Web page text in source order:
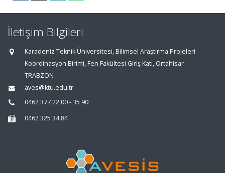
İletişim Bilgileri
Karadeniz Teknik Üniversitesi, Bilimsel Araştırma Projeleri
Koordinasyon Birimi, Fen Fakültesi Giriş Katı, Ortahisar
TRABZON
aves@ktu.edu.tr
0462 377 22 00 - 35 90
0462 325 34 84